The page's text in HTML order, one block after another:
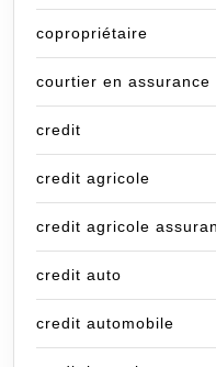
copropriétaire
courtier en assurance
credit
credit agricole
credit agricole
credit auto
credit automobile